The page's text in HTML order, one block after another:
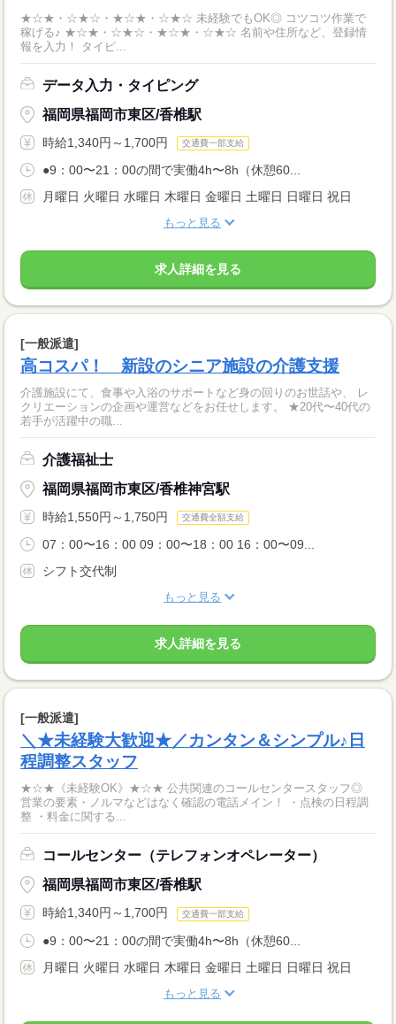
★☆★・☆★☆・★☆★・☆★☆ 未経験でもOK◎ コツコツ作業で
稼げる♪ ★☆★・☆★☆・★☆★・☆★☆ 名前や住所など、登録情
報を入力！ タイピ...
データ入力・タイピング
福岡県福岡市東区/香椎駅
時給1,340円～1,700円 交通費一部支給
●9：00〜21：00の間で実働4h〜8h（休憩60...
月曜日 火曜日 水曜日 木曜日 金曜日 土曜日 日曜日 祝日
もっと見る
求人詳細を見る
[一般派遣]
高コスパ！ 新設のシニア施設の介護支援
介護施設にて、食事や入浴のサポートなど身の回りのお世話や、 レ
クリエーションの企画や運営などをお任せします。 ★20代〜40代の
若手が活躍中の職...
介護福祉士
福岡県福岡市東区/香椎神宮駅
時給1,550円～1,750円 交通費全額支給
07：00〜16：00 09：00〜18：00 16：00〜09...
シフト交代制
もっと見る
求人詳細を見る
[一般派遣]
＼★未経験大歓迎★／カンタン＆シンプル♪日
程調整スタッフ
★☆★《未経験OK》★☆★ 公共関連のコールセンタースタッフ◎
営業の要素・ノルマなどはなく確認の電話メイン！ ・点検の日程調
整 ・料金に関する...
コールセンター（テレフォンオペレーター）
福岡県福岡市東区/香椎駅
時給1,340円～1,700円 交通費一部支給
●9：00〜21：00の間で実働4h〜8h（休憩60...
月曜日 火曜日 水曜日 木曜日 金曜日 土曜日 日曜日 祝日
もっと見る